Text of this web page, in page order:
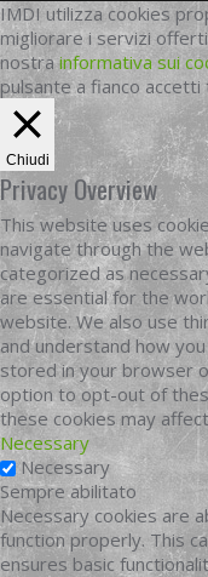
IMDI utilizza cookies
migliorare i servizi
nostrainformativa sui
pulsante a fianco
Chiudi
Privacy Overview
This website uses
navigate through the
categorized as
are essential for the
website. We also use
and understand how
stored in your browser
option to opt-out of
these cookies may
Necessary
Necessary
Sempre abilitato
Necessary cookies are
function properly. This
ensures basic